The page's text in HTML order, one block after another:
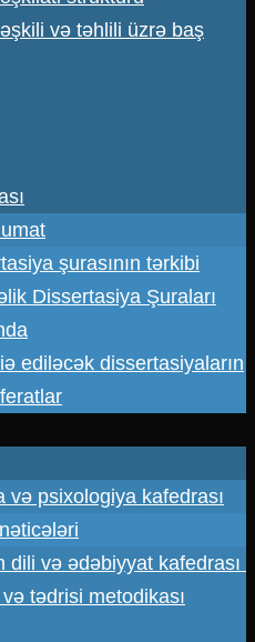
və təhlili üzrə baş
şurasının tərkibi
Dissertasiya Şuraları
ediləcək dissertasiyaların
və psixologiya kafedrası
dili və ədəbiyyat kafedrası
tədrisi metodikası